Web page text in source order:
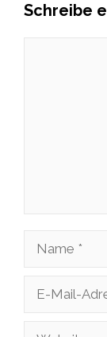
Schreibe
Name
Website